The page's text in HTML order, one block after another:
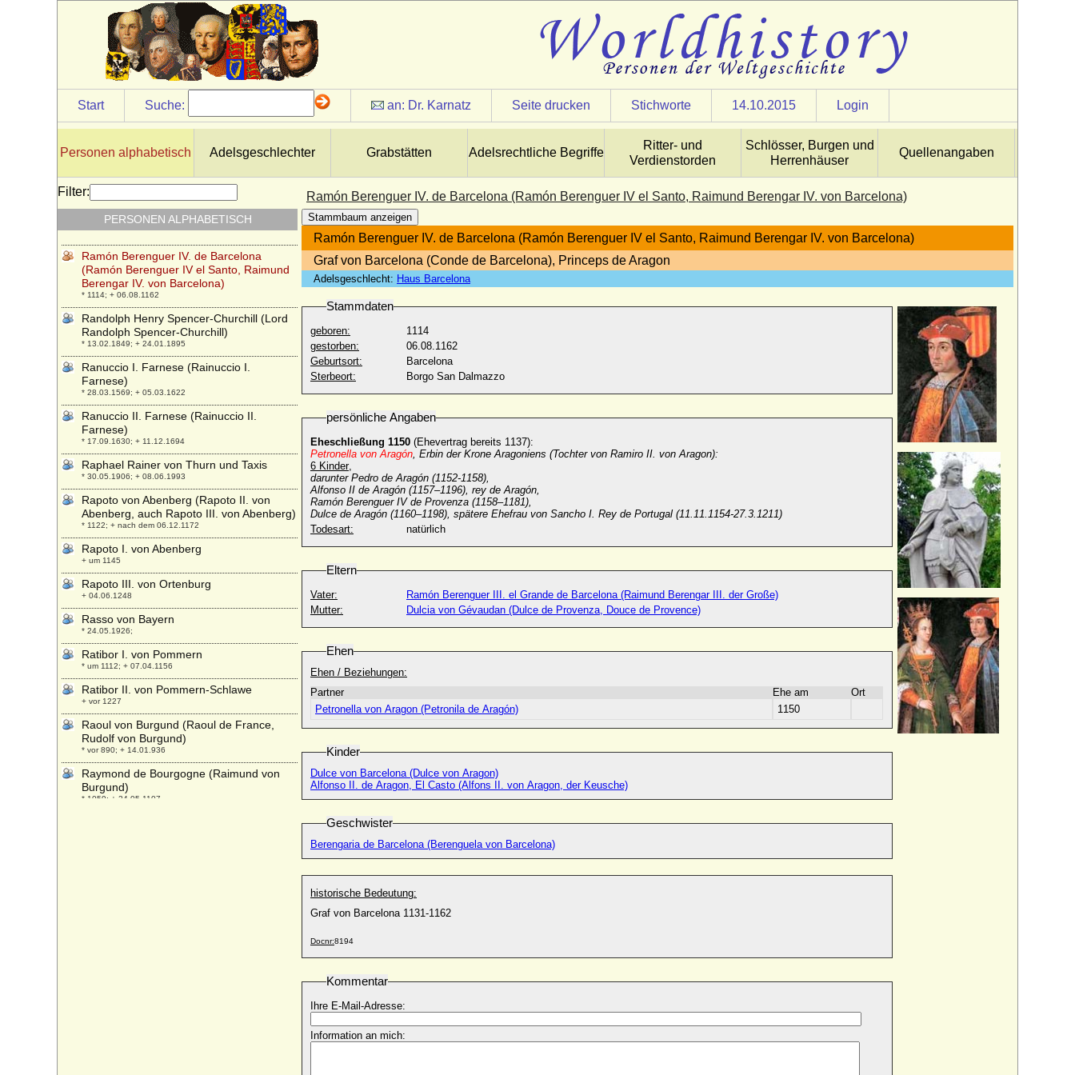
Start Suche: an: Dr. Karnatz Seite drucken Stichworte 14.10.2015 Login
Personen alphabetisch Adelsgeschlechter Grabstätten Adelsrechtliche Begriffe
Ritter- und
Verdienstorden
Schlösser, Burgen und
Herrenhäuser
Quellenangaben
Ramón Berenguer IV. de Barcelona (Ramón Berenguer IV el Santo, Raimund Berengar IV. von Barcelona)
Stammbaum anzeigen
Ramón Berenguer IV. de Barcelona (Ramón Berenguer IV el Santo, Raimund Berengar IV. von Barcelona)
Graf von Barcelona (Conde de Barcelona), Princeps de Aragon
Adelsgeschlecht: Haus Barcelona
Stammdaten
geboren:
1114
gestorben:
06.08.1162
Geburtsort:
Barcelona
Sterbeort:
Borgo San Dalmazzo
persönliche Angaben
Eheschließung 1150 (Ehevertrag bereits 1137):
Petronella von Aragón, Erbin der Krone Aragoniens (Tochter von Ramiro II. von Aragon):
6 Kinder,
darunter Pedro de Aragón (1152-1158),
Alfonso II de Aragón (1157–1196), rey de Aragón,
Ramón Berenguer IV de Provenza (1158–1181),
Dulce de Aragón (1160–1198), spätere Ehefrau von Sancho I. Rey de Portugal (11.11.1154-27.3.1211)
Todesart:
natürlich
Eltern
Vater:
Ramón Berenguer III. el Grande de Barcelona (Raimund Berengar III. der Große)
Mutter:
Dulcia von Gévaudan (Dulce de Provenza, Douce de Provence)
Ehen
Ehen / Beziehungen:
Partner
Ehe am
Ort
Petronella von Aragon (Petronila de Aragón)
1150
Kinder
Dulce von Barcelona (Dulce von Aragon)
Alfonso II. de Aragon, El Casto (Alfons II. von Aragon, der Keusche)
Geschwister
Berengaria de Barcelona (Berenguela von Barcelona)
historische Bedeutung:
Graf von Barcelona 1131-1162
Docnr:8194
Kommentar
Ihre E-Mail-Adresse:
Information an mich:
Filter:
PERSONEN ALPHABETISCH
* 11.01.1827; + 27.01.1913
Rainer von Österreich (Rainer Joseph von
Österreich)
* 30.09.1783; + 16.01.1853
Rainier III. von Monaco (Rainier III.
Grimaldi)
* 31.05.1923; + 06.04.2005
Ramiro I. von Aragon
Ramiro II. von Aragon
Ramón Berenguer III. el Grande de
Barcelona (Raimund Berengar III. der
Große)
* 1082; + 1131
Ramón Berenguer IV. de Barcelona
(Ramón Berenguer IV el Santo, Raimund
Berengar IV. von Barcelona)
* 1114; + 06.08.1162
Randolph Henry Spencer-Churchill (Lord
Randolph Spencer-Churchill)
* 13.02.1849; + 24.01.1895
Ranuccio I. Farnese (Rainuccio I.
Farnese)
* 28.03.1569; + 05.03.1622
Ranuccio II. Farnese (Rainuccio II.
Farnese)
* 17.09.1630; + 11.12.1694
Raphael Rainer von Thurn und Taxis
* 30.05.1906; + 08.06.1993
Rapoto von Abenberg (Rapoto II. von
Abenberg, auch Rapoto III. von Abenberg)
* 1122; + nach dem 06.12.1172
Rapoto I. von Abenberg
+ um 1145
Rapoto III. von Ortenburg
+ 04.06.1248
Rasso von Bayern
* 24.05.1926;
Ratibor I. von Pommern
* um 1112; + 07.04.1156
Ratibor II. von Pommern-Schlawe
+ vor 1227
Raoul von Burgund (Raoul de France,
Rudolf von Burgund)
* vor 890; + 14.01.936
Raymond de Bourgogne (Raimund von
Burgund)
* 1059; + 24.05.1107